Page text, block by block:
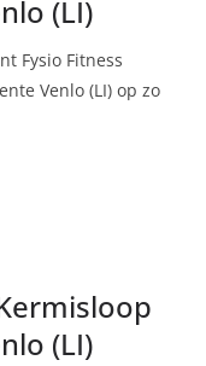
(LI)
Fysio Fitness
Venlo (LI) op zo
(LI)